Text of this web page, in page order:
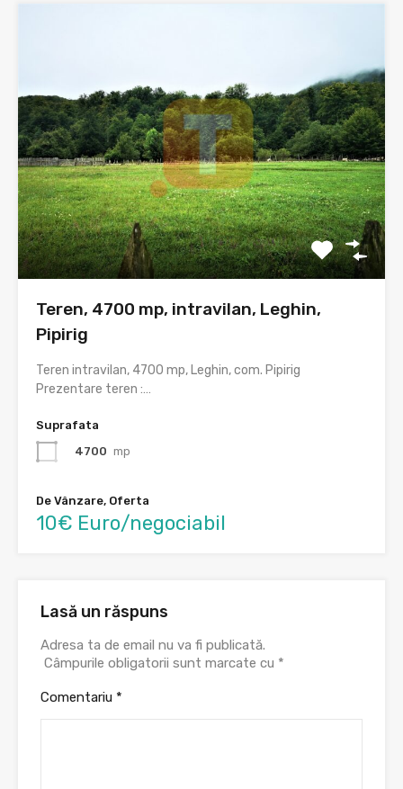
Teren, 4700 mp, intravilan, Leghin,
Pipirig
Teren intravilan, 4700 mp, Leghin, com. Pipirig
Prezentare teren :…
Suprafata
4700 mp
De Vânzare, Oferta
10€ Euro/negociabil
Lasă un răspuns
Adresa ta de email nu va fi publicată.
Câmpurile obligatorii sunt marcate cu *
Comentariu *